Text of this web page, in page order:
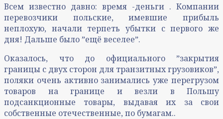
Всем известно давно: время -деньги . Компании
перевозчики польские, имевшие прибыль
неплохую, начали терпеть убытки с первого же
дня! Дальше было ˮещё веселееˮ.
Оказалось, что до официального ˮзакрытия
границы с двух сторон для транзитных грузовиковˮ,
поляки очень активно занимались уже перегрузом
товаров на границе и везли в Польшу
подсанкционные товары, выдавая их за свои
собственные отечественные, по бумагам..